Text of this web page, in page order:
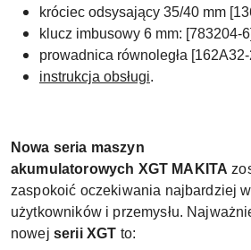
króciec odsysający 35/40 mm [
klucz imbusowy 6 mm: [783204-
prowadnica równoległa [162A32-
instrukcja obsługi.
Nowa seria maszyn
akumulatorowych XGT MAKITA
zaspokoić oczekiwania najbardziej
użytkowników i przemysłu.
nowej serii XGT to: